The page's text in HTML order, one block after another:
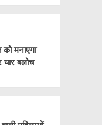
मनाएगा
यार बलोच